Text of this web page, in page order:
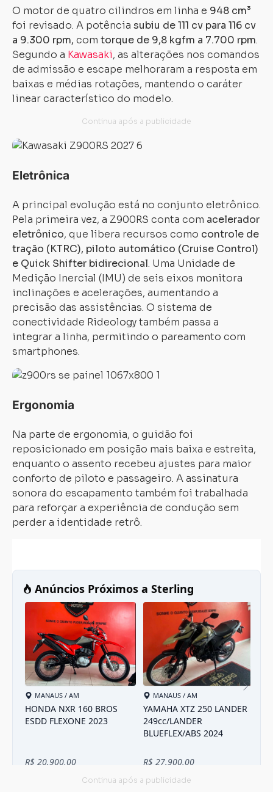
O motor de quatro cilindros em linha e 948 cm³
foi revisado. A potência subiu de 111 cv para 116 cv
a 9.300 rpm, com torque de 9,8 kgfm a 7.700 rpm.
Segundo a Kawasaki, as alterações nos comandos
de admissão e escape melhoraram a resposta em
baixas e médias rotações, mantendo o caráter
linear característico do modelo.
Eletrônica
A principal evolução está no conjunto eletrônico.
Pela primeira vez, a Z900RS conta com acelerador
eletrônico, que libera recursos como controle de
tração (KTRC), piloto automático (Cruise Control)
e Quick Shifter bidirecional. Uma Unidade de
Medição Inercial (IMU) de seis eixos monitora
inclinações e acelerações, aumentando a
precisão das assistências. O sistema de
conectividade Rideology também passa a
integrar a linha, permitindo o pareamento com
smartphones.
Ergonomia
Na parte de ergonomia, o guidão foi
reposicionado em posição mais baixa e estreita,
enquanto o assento recebeu ajustes para maior
conforto de piloto e passageiro. A assinatura
sonora do escapamento também foi trabalhada
para reforçar a experiência de condução sem
perder a identidade retrô.